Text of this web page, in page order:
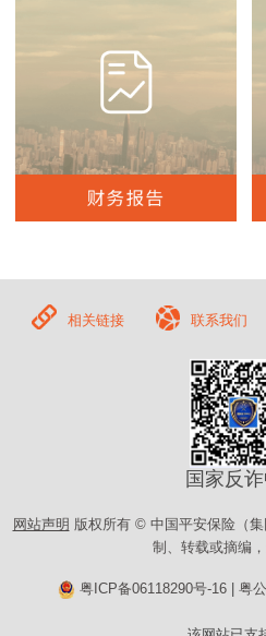
相关链接 联系我们
国家反
网站声明 版权所有 © 中国平安保险（
制、转载或摘编，
粤ICP备06118290号-16 |粤